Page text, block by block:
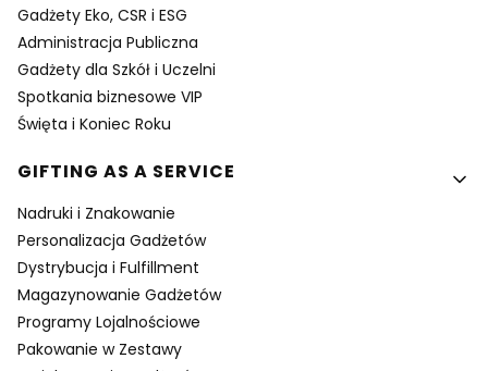
Gadżety Eko, CSR i ESG
Administracja Publiczna
Gadżety dla Szkół i Uczelni
Spotkania biznesowe VIP
Święta i Koniec Roku
GIFTING AS A SERVICE
Nadruki i Znakowanie
Personalizacja Gadżetów
Dystrybucja i Fulfillment
Magazynowanie Gadżetów
Programy Lojalnościowe
Pakowanie w Zestawy